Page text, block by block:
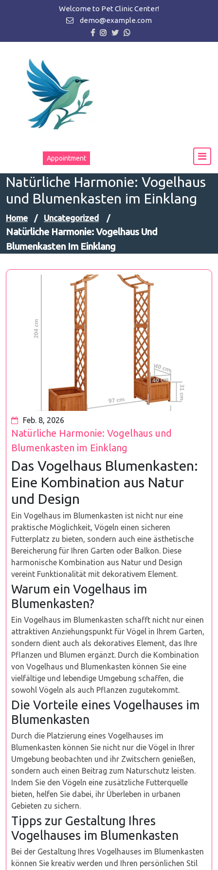
Welcome to Pet Clinic Center!
demo@example.com
Appointment
Natürliche Harmonie: Vogelhaus
und Blumenkasten im Einklang
Home / Uncategorized /
Natürliche Harmonie: Vogelhaus Und
Blumenkasten Im Einklang
Feb. 8, 2026
Natürliche Harmonie: Vogelhaus und
Blumenkasten im Einklang
Das Vogelhaus Blumenkasten:
Eine Kombination aus Natur
und Design
Ein Vogelhaus im Blumenkasten ist nicht nur eine
praktische Möglichkeit, Vögeln einen sicheren
Futterplatz zu bieten, sondern auch eine ästhetische
Bereicherung für Ihren Garten oder Balkon. Diese
harmonische Kombination aus Natur und Design
vereint Funktionalität mit dekorativem Element.
Warum ein Vogelhaus im
Blumenkasten?
Ein Vogelhaus im Blumenkasten schafft nicht nur einen
attraktiven Anziehungspunkt für Vögel in Ihrem Garten,
sondern dient auch als dekoratives Element, das Ihre
Pflanzen und Blumen ergänzt. Durch die Kombination
von Vogelhaus und Blumenkasten können Sie eine
vielfältige und lebendige Umgebung schaffen, die
sowohl Vögeln als auch Pflanzen zugutekommt.
Die Vorteile eines Vogelhauses im
Blumenkasten
Durch die Platzierung eines Vogelhauses im
Blumenkasten können Sie nicht nur die Vögel in Ihrer
Umgebung beobachten und ihr Zwitschern genießen,
sondern auch einen Beitrag zum Naturschutz leisten.
Indem Sie den Vögeln eine zusätzliche Futterquelle
bieten, helfen Sie dabei, ihr Überleben in urbanen
Gebieten zu sichern.
Tipps zur Gestaltung Ihres
Vogelhauses im Blumenkasten
Bei der Gestaltung Ihres Vogelhauses im Blumenkasten
können Sie kreativ werden und Ihren persönlichen Stil